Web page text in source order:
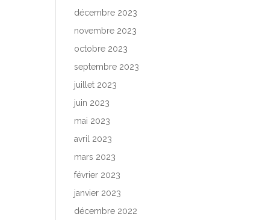
décembre 2023
novembre 2023
octobre 2023
septembre 2023
juillet 2023
juin 2023
mai 2023
avril 2023
mars 2023
février 2023
janvier 2023
décembre 2022